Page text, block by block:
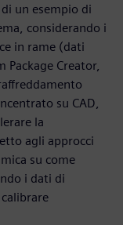
un esempio di
considerando i
in rame (dati
Package Creator,
su CAD,
la
agli approcci
su come
i dati di